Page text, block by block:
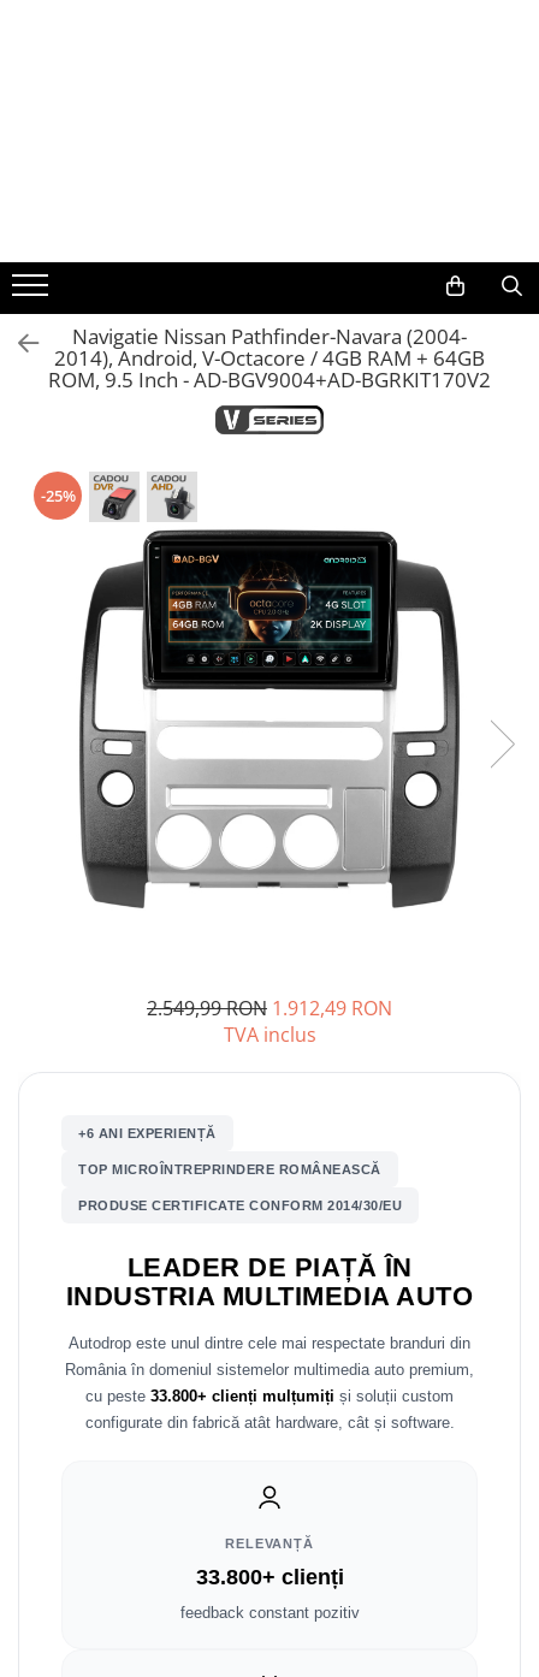
Volkswagen
Audi
Ford
Skoda
Peugeot
Renault
Honda
Navigatie Nissan Pathfinder-Navara (2004-
2014), Android, V-Octacore / 4GB RAM + 64GB
ROM, 9.5 Inch - AD-BGV9004+AD-BGRKIT170V2
-25%
2.549,99 RON 1.912,49 RON
TVA inclus
+6 ANI EXPERIENȚĂ
TOP MICROÎNTREPRINDERE ROMÂNEASCĂ
PRODUSE CERTIFICATE CONFORM 2014/30/EU
LEADER DE PIAȚĂ ÎN
INDUSTRIA MULTIMEDIA AUTO
Autodrop este unul dintre cele mai respectate branduri din
România în domeniul sistemelor multimedia auto premium,
cu peste 33.800+ clienți mulțumiți și soluții custom
configurate din fabrică atât hardware, cât și software.
RELEVANȚĂ
33.800+ clienți
feedback constant pozitiv